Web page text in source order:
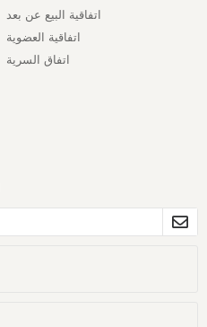
اتفاقية البيع عن بعد
اتفاقية العضوية
اتفاق السرية